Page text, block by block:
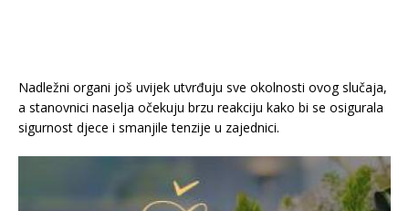
Nadležni organi još uvijek utvrđuju sve okolnosti ovog slučaja,
a stanovnici naselja očekuju brzu reakciju kako bi se osigurala
sigurnost djece i smanjile tenzije u zajednici.